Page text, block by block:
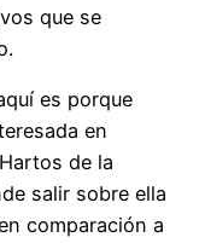
que se
es porque
en
de la
salir sobre ella
comparación a